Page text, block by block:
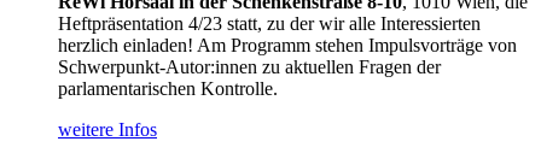
Heftpräsentation 4/23 statt, zu der wir alle Interessierten
herzlich einladen! Am Programm stehen Impulsvorträge von
Schwerpunkt-Autor:innen zu aktuellen Fragen der
parlamentarischen Kontrolle.
weitere Infos